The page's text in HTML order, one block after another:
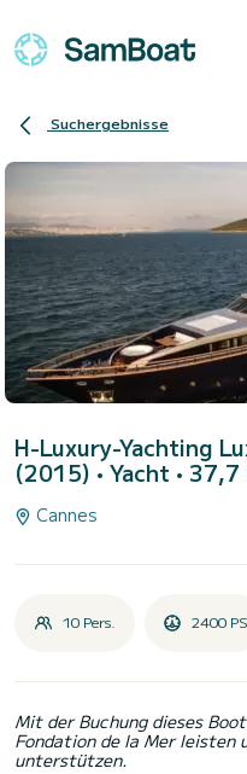
Suchergebnisse
H-Luxury-Yachting
(2015) • Yacht •
Cannes
10 Pers. 2400 PS
Mit der Buchung dieses
Fondation de la Mer leisten
unterstützen.